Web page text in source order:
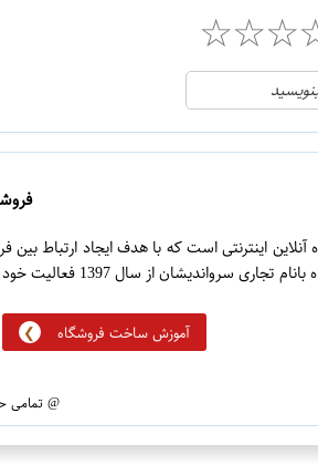
☆
☆
☆
21
1
5آنلاین اینترنتی است که با هدف ایجاد ارتباط
از سال 1397 فعالیت خود را آغاز نموده است.
آموزش ساخت فروشگاه
@ تمامی